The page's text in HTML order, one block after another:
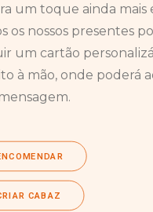
um toque ainda mais
os nossos presentes
um cartão
à mão, onde poderá
CABAZ